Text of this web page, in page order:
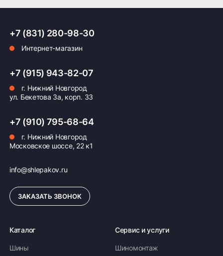
Mitas Terra Force-EX SM является современной
и функциональность, идеально подходящей для
подготовки.
Оплата заказа
Возможна картой, наличными при получении,
также доступно оформление кредита и
+7 (831) 280-98-30
Интернет-магазин
+7 (915) 943-82-07
г. Нижний Новгород
ул. Бекетова 3а, корп. 33
+7 (910) 795-68-64
г. Нижний Новгород
Московское шоссе, 22 к1
info@shlepakov.ru
ЗАКАЗАТЬ ЗВОНОК
Каталог
Шины
Сервис и услуги
Шиномонтаж